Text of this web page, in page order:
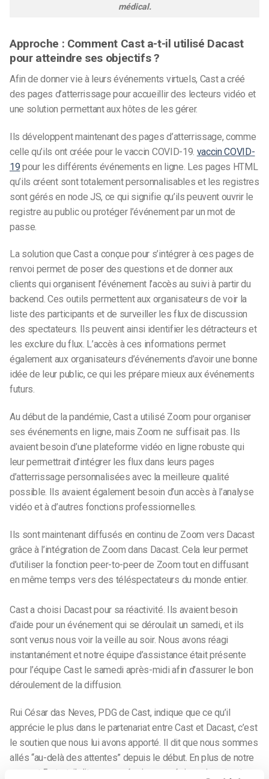
médical.
Approche : Comment Cast a-t-il utilisé Dacast
pour atteindre ses objectifs ?
Afin de donner vie à leurs événements virtuels, Cast a créé
des pages d’atterrissage pour accueillir des lecteurs vidéo et
une solution permettant aux hôtes de les gérer.
Ils développent maintenant des pages d’atterrissage, comme
celle qu’ils ont créée pour le vaccin COVID-19. vaccin COVID-
19 pour les différents événements en ligne. Les pages HTML
qu’ils créent sont totalement personnalisables et les registres
sont gérés en node JS, ce qui signifie qu’ils peuvent ouvrir le
registre au public ou protéger l’événement par un mot de
passe.
La solution que Cast a conçue pour s’intégrer à ces pages de
renvoi permet de poser des questions et de donner aux
clients qui organisent l’événement l’accès au suivi à partir du
backend. Ces outils permettent aux organisateurs de voir la
liste des participants et de surveiller les flux de discussion
des spectateurs. Ils peuvent ainsi identifier les détracteurs et
les exclure du flux. L’accès à ces informations permet
également aux organisateurs d’événements d’avoir une bonne
idée de leur public, ce qui les prépare mieux aux événements
futurs.
Au début de la pandémie, Cast a utilisé Zoom pour organiser
ses événements en ligne, mais Zoom ne suffisait pas. Ils
avaient besoin d’une plateforme vidéo en ligne robuste qui
leur permettrait d’intégrer les flux dans leurs pages
d’atterrissage personnalisées avec la meilleure qualité
possible. Ils avaient également besoin d’un accès à l’analyse
vidéo et à d’autres fonctions professionnelles.
Ils sont maintenant diffusés en continu de Zoom vers Dacast
grâce à l’intégration de Zoom dans Dacast. Cela leur permet
d’utiliser la fonction peer-to-peer de Zoom tout en diffusant
en même temps vers des téléspectateurs du monde entier.
Cast a choisi Dacast pour sa réactivité. Ils avaient besoin
d’aide pour un événement qui se déroulait un samedi, et ils
sont venus nous voir la veille au soir. Nous avons réagi
instantanément et notre équipe d’assistance était présente
pour l’équipe Cast le samedi après-midi afin d’assurer le bon
déroulement de la diffusion.
Rui César das Neves, PDG de Cast, indique que ce qu’il
apprécie le plus dans le partenariat entre Cast et Dacast, c’est
le soutien que nous lui avons apporté. Il dit que nous sommes
allés “au-delà des attentes” depuis le début. En plus de notre
support 5 start, il dit que son équipe apprécie vraiment notre